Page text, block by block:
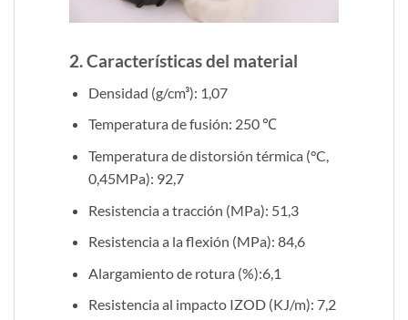
2. Características del material
Densidad (g/cm³): 1,07
Temperatura de fusión: 250 ℃
Temperatura de distorsión térmica (°C,
0,45MPa): 92,7
Resistencia a tracción (MPa): 51,3
Resistencia a la flexión (MPa): 84,6
Alargamiento de rotura (%):6,1
Resistencia al impacto IZOD (KJ/m): 7,2